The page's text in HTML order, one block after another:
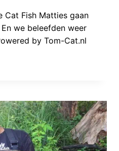
Cat Fish Matties gaan
we beleefden weer
by Tom-Cat.nl